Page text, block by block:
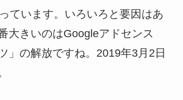
ています。いろいろと要因はあ
大きいのはGoogleアドセンス
」の解放ですね。2019年3月2日